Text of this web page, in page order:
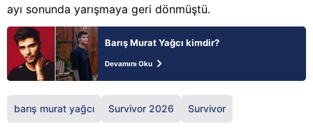
ayı sonunda yarışmaya geri dönmüştü.
Barış Murat Yağcı kimdir?
Devamını Oku
barış murat yağcı Survivor 2026 Survivor